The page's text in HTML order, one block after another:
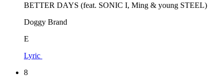
BETTER DAYS (feat. SONIC I, Ming & young STEEL)
Doggy Brand
E
Lyric
8